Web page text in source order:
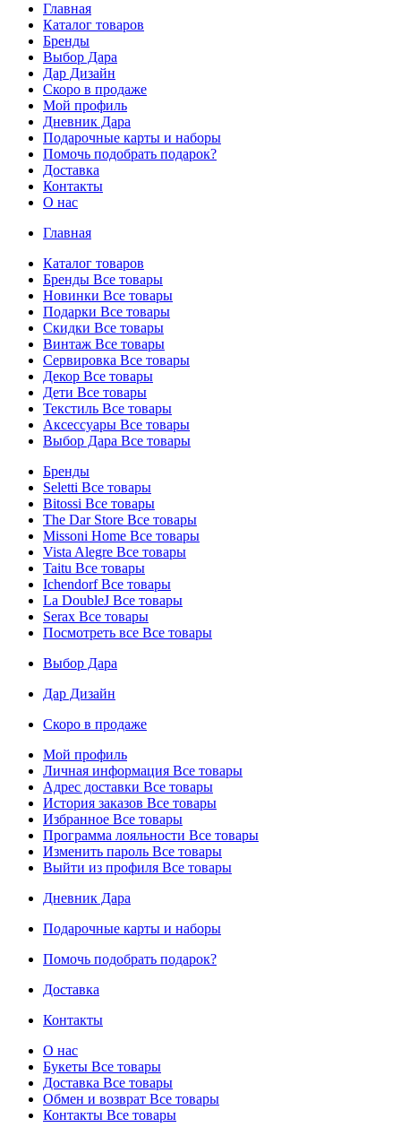
Главная
Каталог товаров
Бренды
Выбор Дара
Дар Дизайн
Скоро в продаже
Мой профиль
Дневник Дара
Подарочные карты и наборы
Помочь подобрать подарок?
Доставка
Контакты
О нас
Главная
Каталог товаров
Бренды Все товары
Новинки Все товары
Подарки Все товары
Скидки Все товары
Винтаж Все товары
Сервировка Все товары
Декор Все товары
Дети Все товары
Текстиль Все товары
Аксессуары Все товары
Выбор Дара Все товары
Бренды
Seletti Все товары
Bitossi Все товары
The Dar Store Все товары
Missoni Home Все товары
Vista Alegre Все товары
Taitu Все товары
IchendorfВсе товары
La DoubleJ Все товары
Serax Все товары
Посмотреть все Все товары
Выбор Дара
Дар Дизайн
Скоро в продаже
Мой профиль
Личная информация Все товары
Адрес доставки Все товары
История заказов Все товары
Избранное Все товары
Программа лояльности Все товары
Изменить пароль Все товары
Выйти из профиля Все товары
Дневник Дара
Подарочные карты и наборы
Помочь подобрать подарок?
Доставка
Контакты
О нас
Букеты Все товары
Доставка Все товары
Обмен и возврат Все товары
Контакты Все товары